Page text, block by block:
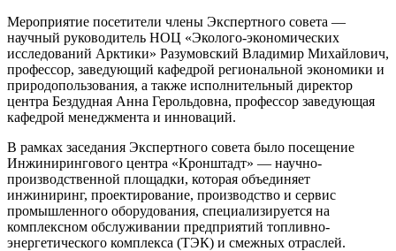
Мероприятие посетители члены Экспертного совета —
научный руководитель НОЦ «Эколого-экономических
исследований Арктики» Разумовский Владимир Михайлович,
профессор, заведующий кафедрой региональной экономики и
природопользования, а также исполнительный директор
центра Бездудная Анна Герольдовна, профессор заведующая
кафедрой менеджмента и инноваций.
В рамках заседания Экспертного совета было посещение
Инжинирингового центра «Кронштадт» — научно-
производственной площадки, которая объединяет
инжиниринг, проектирование, производство и сервис
промышленного оборудования, специализируется на
комплексном обслуживании предприятий топливно-
энергетического комплекса (ТЭК) и смежных отраслей.